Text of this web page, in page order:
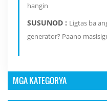
hangin
SUSUNOD : Ligtas ba
generator? Paano
MGA KATEGORYA